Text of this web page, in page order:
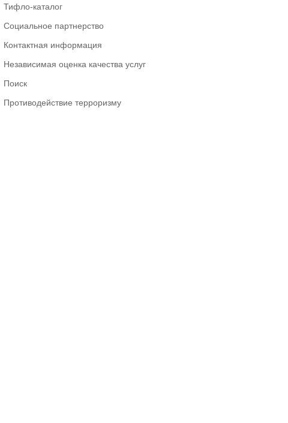
Тифло-каталог
Социальное партнерство
Контактная информация
Независимая оценка качества услуг
Поиск
Противодействие терроризму